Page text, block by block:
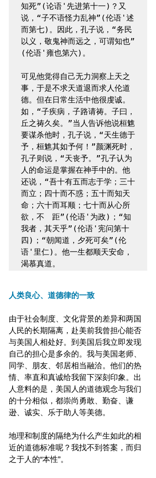
知死”(论语'先进第十一)？又
说，“子不语怪力乱神”(伦语'述
而第七)。因此，孔子说，“务民
以义，敬鬼神而远之，可谓知也”
(伦语'雍也第六)。
可见他觉得自己无力洞察上天之
事，于是不求天道退而求人伦道
德。但在日常生活中他很虔诚。
如，“子疾病，子路请祷。子曰，
丘之祷久矣。”当人告诉他说桓魋
要谋杀他时，孔子说，“天生德于
予，桓魋其如予何！”颜渊死时，
孔子则说，“天丧予。”孔子认为
人的命运是掌握在神手中的。他
还说，“吾十有五而志于学；三十
而立；四十而不惑；五十而知天
命；六十而耳顺；七十而从心所
欲，不　距”(伦语'为政)；“知
我者，其天乎”(伦语'宪问第十
四)；“朝闻道，夕死可矣”(伦
语'里仁)。他一生都顺天安命，
渴慕真道。
人类良心、道德律的一致
由于社会制度、文化背景的差异和两国
人民的长期隔离，赴美前我曾担心能否
与美国人相处好。到美国后我立即发现
自己的担心是多余的。我与美国老师、
同学、朋友、邻居相当融洽。他们的热
情、率直和真诚给我留下深刻印象。出
人意料的是，美国人的道德观念与我们
的十分相似，都崇尚勇敢、勤奋、谦
逊、诚实、乐于助人等美德。
地理和制度的隔绝为什么产生如此的相
近的道德标准呢？我找不到答案，而归
之于人的“本性”。